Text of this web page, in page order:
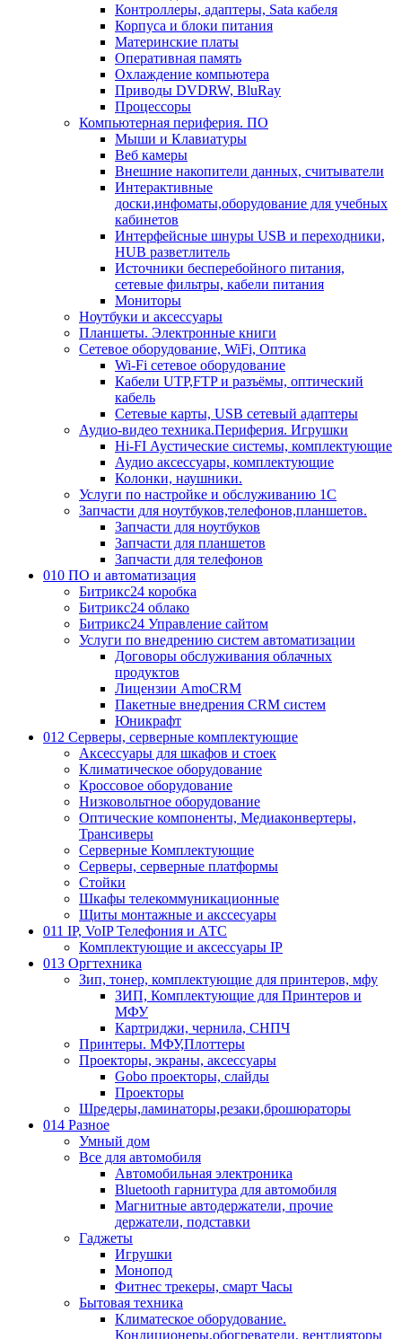
Контроллеры, адаптеры, Sata кабеля
Корпуса и блоки питания
Материнские платы
Оперативная память
Охлаждение компьютера
Приводы DVDRW, BluRay
Процессоры
Компьютерная периферия. ПО
Мыши и Клавиатуры
Веб камеры
Внешние накопители данных, считыватели
Интерактивные
доски,инфоматы,оборудование для учебных
кабинетов
Интерфейсные шнуры USB и переходники,
HUB разветлитель
Источники бесперебойного питания,
сетевые фильтры, кабели питания
Мониторы
Ноутбуки и аксессуары
Планшеты. Электронные книги
Сетевое оборудование, WiFi, Оптика
Wi-Fi сетевое оборудование
Кабели UTP,FTP и разъёмы, оптический
кабель
Сетевые карты, USB сетевый адаптеры
Аудио-видео техника.Периферия. Игрушки
Hi-FI Аустические системы, комплектующие
Аудио аксессуары, комплектующие
Колонки, наушники.
Услуги по настройке и обслуживанию 1С
Запчасти для ноутбуков,телефонов,планшетов.
Запчасти для ноутбуков
Запчасти для планшетов
Запчасти для телефонов
010 ПО и автоматизация
Битрикс24 коробка
Битрикс24 облако
Битрикс24 Управление сайтом
Услуги по внедрению систем автоматизации
Договоры обслуживания облачных
продуктов
Лицензии AmoCRM
Пакетные внедрения CRM систем
Юникрафт
012 Серверы, серверные комплектующие
Аксессуары для шкафов и стоек
Климатическое оборудование
Кроссовое оборудование
Низковольтное оборудование
Оптические компоненты, Медиаконвертеры,
Трансиверы
Серверные Комплектующие
Серверы, серверные платформы
Стойки
Шкафы телекоммуникационные
Щиты монтажные и акссесуары
011 IP, VoIP Телефония и АТС
Комплектующие и аксессуары IP
013 Оргтехника
Зип, тонер, комплектующие для принтеров, мфу
ЗИП, Комплектующие для Принтеров и
МФУ
Картриджи, чернила, СНПЧ
Принтеры. МФУ,Плоттеры
Проекторы, экраны, аксессуары
Gobo проекторы, слайды
Проекторы
Шредеры,ламинаторы,резаки,брошюраторы
014 Разное
Умный дом
Все для автомобиля
Автомобильная электроника
Bluetooth гарнитура для автомобиля
Магнитные автодержатели, прочие
держатели, подставки
Гаджеты
Игрушки
Монопод
Фитнес трекеры, смарт Часы
Бытовая техника
Климатеское оборудование.
Кондиционеры,обогреватели, вентлияторы